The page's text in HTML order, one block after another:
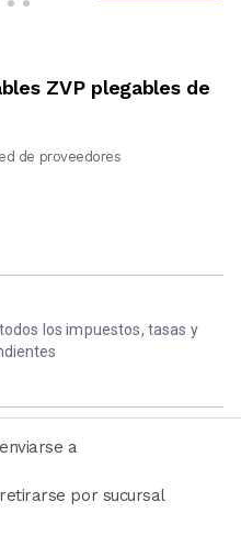
ZVP plegables de
de proveedores
los impuestos, tasas y
a
por sucursal